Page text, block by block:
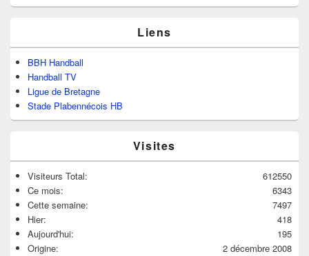
Liens
BBH Handball
Handball TV
Ligue de Bretagne
Stade Plabennécois HB
Visites
612550
Visiteurs Total:
6343
Ce mois:
7497
Cette semaine:
418
Hier:
195
Aujourd'hui:
2 décembre 2008
Origine: